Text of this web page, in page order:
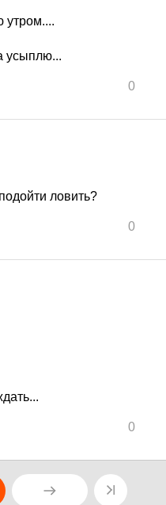
утром....
усыплю...
0
ловить?
0
0